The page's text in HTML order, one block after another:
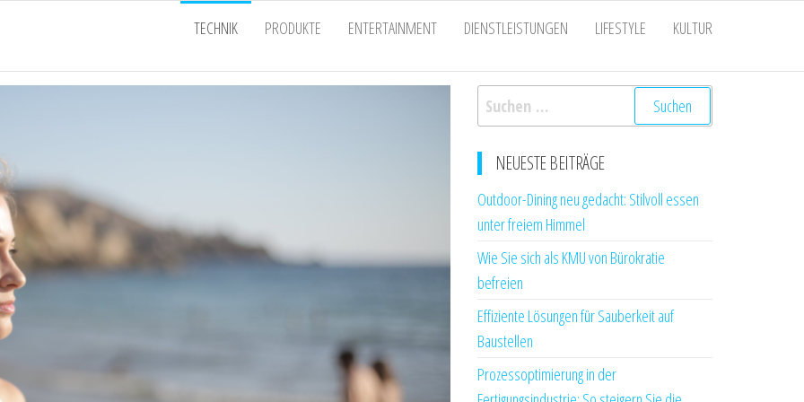
TECHNIK PRODUKTE ENTERTAINMENT DIENSTLEISTUNGEN LIFESTYLE KULTUR
Suchen
nach:
NEUESTE BEITRÄGE
Outdoor-Dining neu gedacht: Stilvoll essen
unter freiem Himmel
Wie Sie sich als KMU von Bürokratie
befreien
Effiziente Lösungen für Sauberkeit auf
Baustellen
Prozessoptimierung in der